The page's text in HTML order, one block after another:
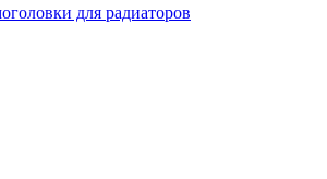
для радиаторов